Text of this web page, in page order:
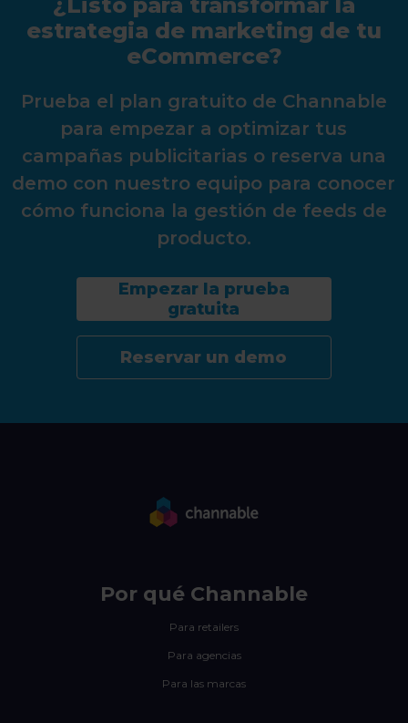
estrategia de marketing de tu
eCommerce?
Prueba el plan gratuito de Channable
para empezar a optimizar tus
campañas publicitarias o reserva una
demo con nuestro equipo para conocer
cómo funciona la gestión de feeds de
producto.
Empezar la prueba
gratuita
Reservar un demo
Por qué Channable
Para retailers
Para agencias
Para las marcas